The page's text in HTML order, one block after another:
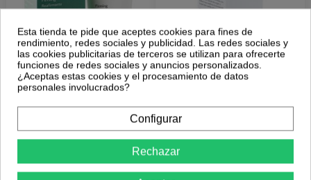
Sesnatura Crema
Reafirmante Senos Y
Sesderma
Crema Regeneradora
Cuello Y Escote 40Ml. de
Dr. Hauschka
58,50 €
Esta tienda te pide que aceptes cookies para fines de
rendimiento, redes sociales y publicidad. Las redes sociales y
las cookies publicitarias de terceros se utilizan para ofrecerte
funciones de redes sociales y anuncios personalizados.
¿Aceptas estas cookies y el procesamiento de datos
personales involucrados?
Configurar
Rechazar